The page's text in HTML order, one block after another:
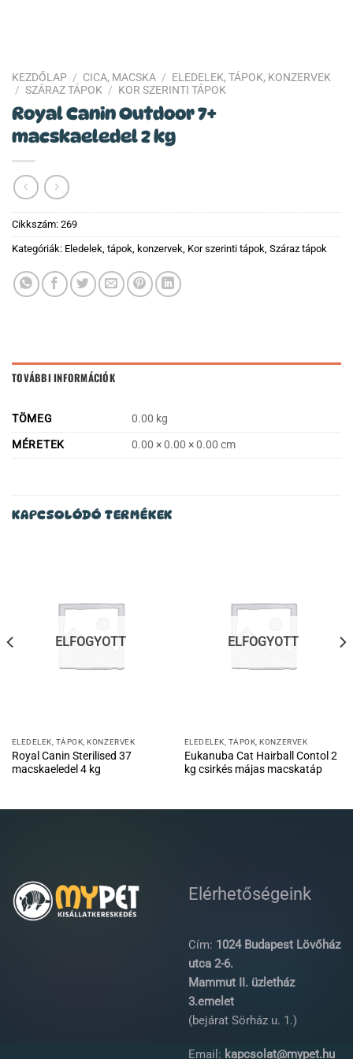
KEZDŐLAP / CICA, MACSKA / ELEDELEK, TÁPOK, KONZERVEK
/ SZÁRAZ TÁPOK / KOR SZERINTI TÁPOK
Royal Canin Outdoor 7+
macskaeledel 2 kg
Cikkszám: 269
Kategóriák: Eledelek, tápok, konzervek, Kor szerinti tápok, Száraz tápok
TOVÁBBI INFORMÁCIÓK
TÖMEG
0.00 kg
MÉRETEK
0.00 × 0.00 × 0.00 cm
KAPCSOLÓDÓ TERMÉKEK
ELFOGYOTT
ELEDELEK, TÁPOK, KONZERVEK
Royal Canin Sterilised 37
macskaeledel 4 kg
ELFOGYOTT
ELEDELEK, TÁPOK, KONZERVEK
Eukanuba Cat Hairball Contol 2
kg csirkés májas macskatáp
Elérhetőségeink
Cím: 1024 Budapest Lövőház
utca 2-6.
Mammut II. üzletház
3.emelet
(bejárat Sörház u. 1.)
Email: kapcsolat@mypet.hu